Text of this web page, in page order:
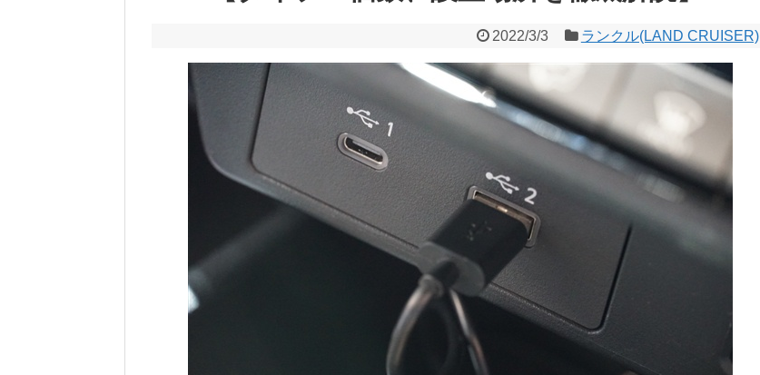
2022/3/3 ランクル(LAND CRUISER)